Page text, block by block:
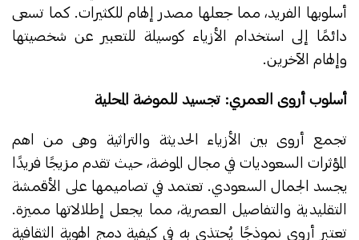
أسلوبها الفريد، مما جعلها مصدر إلهام للكثيرات. كما تسعى
دائمًا إلى استخدام الأزياء كوسيلة للتعبير عن شخصيتها
وإلهام الآخرين.
أسلوب أروى العمري: تجسيد للموضة المحلية
تجمع أروى بين الأزياء الحديثة والتراثية وهى من اهم
المؤثرات السعوديات في مجال الموضة، حيث تقدم مزيجًا فريدًا
يجسد الجمال السعودي. تعتمد في تصاميمها على الأقمشة
التقليدية والتفاصيل العصرية، مما يجعل إطلالاتها مميزة.
تعتبر أروى نموذجًا يُحتذى به في كيفية دمج الهوية الثقافية